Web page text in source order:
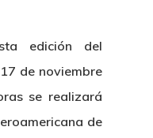
edición del
de noviembre
se realizará
de